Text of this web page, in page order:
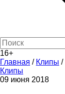
16+
Главная / Клипы /
Клипы
09 июня 2018